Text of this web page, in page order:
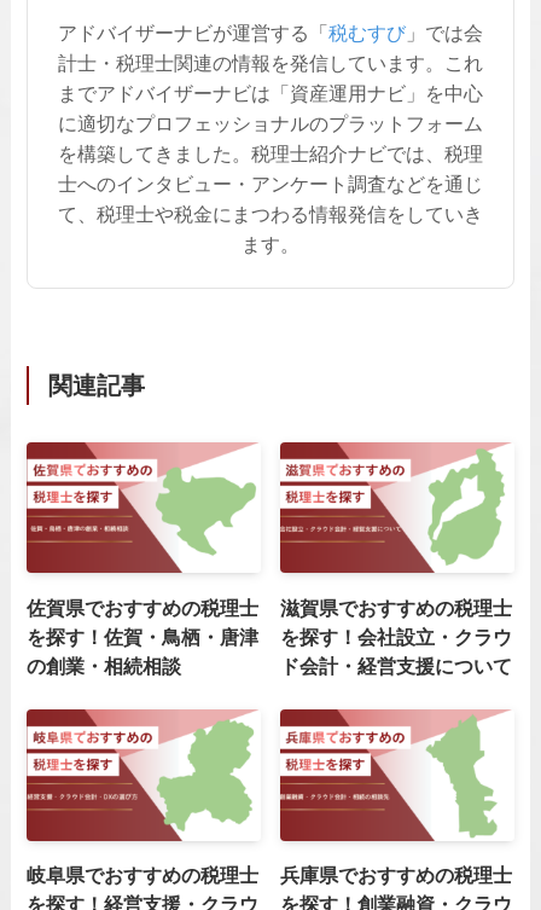
アドバイザーナビが運営する「 税むすび 」では会
計士・税理士関連の情報を発信しています。これ
までアドバイザーナビは「資産運用ナビ」を中心
に適切なプロフェッショナルのプラットフォーム
を構築してきました。税理士紹介ナビでは、税理
士へのインタビュー・アンケート調査などを通じ
て、税理士や税金にまつわる情報発信をしていき
ます。
関連記事
佐賀県でおすすめの税理士
を探す！佐賀・鳥栖・唐津
の創業・相続相談
滋賀県でおすすめの税理士
を探す！会社設立・クラウ
ド会計・経営支援について
岐阜県でおすすめの税理士
を探す！経営支援・クラウ
兵庫県でおすすめの税理士
を探す！創業融資・クラウ